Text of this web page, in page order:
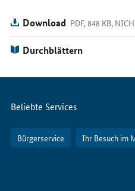
Download PDF, 848 KB,
Durchblättern
Servicemenü
Beliebte Services
Bürgerservice Ihr Besuch im